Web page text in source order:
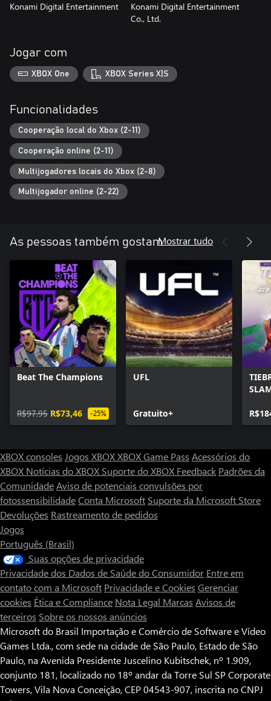
PES 2016 é o videojogo oficial da UEFA Champions League, UEFA
com o jogo de futebol mais avançado. Ama o passado, joga no
futuro.
Línguas disponíveis:
Konami Digital Entertainment
Konami Digital Entertainment
Co., Ltd.
Jogar com
XBOX One XBOX Series X|S
Funcionalidades
Cooperação local do Xbox (2-11)
Cooperação online (2-11)
Multijogadores locais do Xbox (2-8)
Multijogador online (2-22)
As pessoas também gostamMostrar tudo
Beat The Champions
R$97,95 R$73,46 -25%
UFL
Gratuito+
XBOX consoles Jogos XBOXXBOX Game Pass Acessórios do
XBOX Notícias do XBOX Suporte do XBOX Feedback Padrões da
ComunidadeAviso de potenciais convulsões por
fotossensibilidadeConta Microsoft Suporte da Microsoft Store
Devoluções Rastreamento de pedidos
Jogos
Português (Brasil)
Suas opções de privacidade
Privacidade dos Dados de Saúde do Consumidor Entre em
contato com a Microsoft Privacidade e Cookies Gerenciar
cookies Ética e Compliance Nota Legal Marcas Avisos de
terceiros Sobre os nossos anúncios
Microsoft do Brasil Importação e Comércio de Software e Vídeo
Games Ltda., com sede na cidade de São Paulo, Estado de São
Paulo, na Avenida Presidente Juscelino Kubitschek, nº 1.909,
conjunto 181, localizado no 18º andar da Torre Sul SP Corporate
Towers, Vila Nova Conceição, CEP 04543-907, inscrita no CNPJ